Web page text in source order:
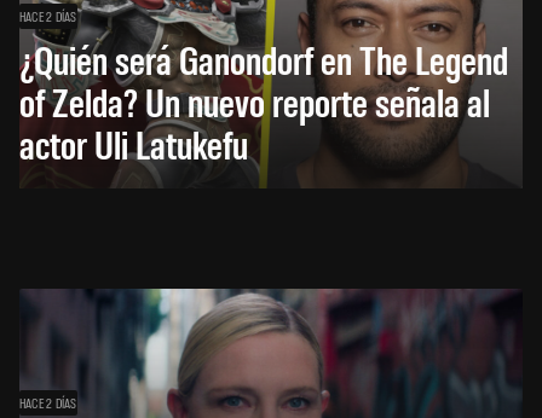
HACE 2 DÍAS
¿Quién será Ganondorf en The Legend
of Zelda? Un nuevo reporte señala al
actor Uli Latukefu
HACE 2 DÍAS